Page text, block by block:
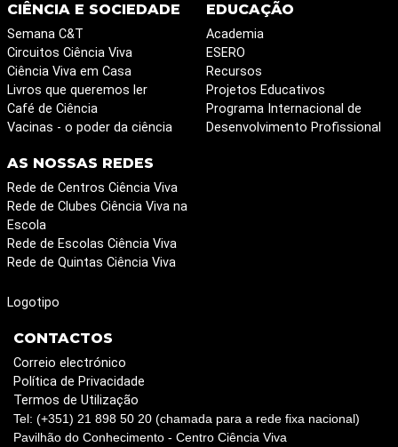
CIÊNCIA E SOCIEDADE
Semana C&T
Circuitos Ciência Viva
Ciência Viva em Casa
Livros que queremos ler
Café de Ciência
Vacinas - o poder da ciência
EDUCAÇÃO
Academia
ESERO
Recursos
Projetos Educativos
Programa Internacional de
Desenvolvimento Profissional
AS NOSSAS REDES
Rede de Centros Ciência Viva
Rede de Clubes Ciência Viva na
Escola
Rede de Escolas Ciência Viva
Rede de Quintas Ciência Viva
Logotipo
CONTACTOS
Correio electrónico
Política de Privacidade
Termos de Utilização
Tel: (+351) 21 898 50 20 (chamada para a rede fixa nacional)
Pavilhão do Conhecimento - Centro Ciência Viva